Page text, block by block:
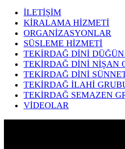
İLETİŞİM
KİRALAMA HİZMETİ
ORGANİZASYONLAR
SÜSLEME HİZMETİ
TEKİRDAĞ DİNİ
TEKİRDAĞ DİNİ NİŞAN
TEKİRDAĞ DİNİ
TEKİRDAĞ İLAHİ
TEKİRDAĞ SEMAZEN
VİDEOLAR